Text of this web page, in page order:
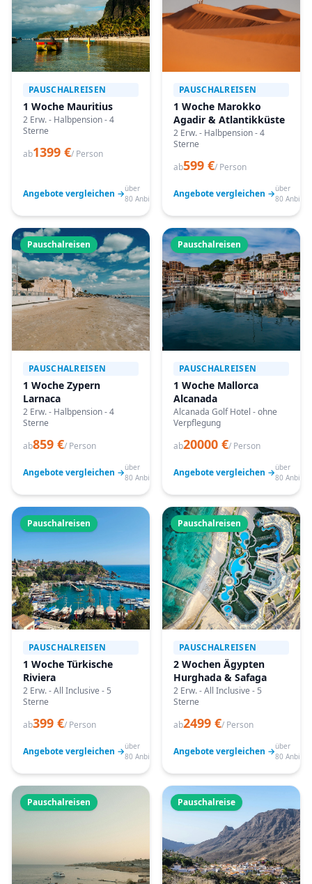
PAUSCHALREISEN
1 Woche Mauritius
2 Erw. - Halbpension - 4
Sterne
ab1399 €/ Person
Angebote vergleichen →über
80 Anbieter
PAUSCHALREISEN
1 Woche Marokko
Agadir & Atlantikküste
2 Erw. - Halbpension - 4
Sterne
ab599 €/ Person
Angebote vergleichen →über
80
Pauschalreisen
PAUSCHALREISEN
1 Woche Zypern
Larnaca
2 Erw. - Halbpension - 4
Sterne
ab859 €/ Person
Angebote vergleichen →über
80 Anbieter
Pauschalreisen
PAUSCHALREISEN
1 Woche Mallorca
Alcanada
Alcanada Golf Hotel - ohne
Verpflegung
ab20000 €/ Person
Angebote vergleichen →über
80
Pauschalreisen
PAUSCHALREISEN
1 Woche Türkische
Riviera
2 Erw. - All Inclusive - 5
Sterne
ab399 €/ Person
Angebote vergleichen →über
80 Anbieter
Pauschalreisen
PAUSCHALREISEN
2 Wochen Ägypten
Hurghada & Safaga
2 Erw. - All Inclusive - 5
Sterne
ab2499 €/ Person
Angebote vergleichen →über
80
Pauschalreisen Pauschalreise